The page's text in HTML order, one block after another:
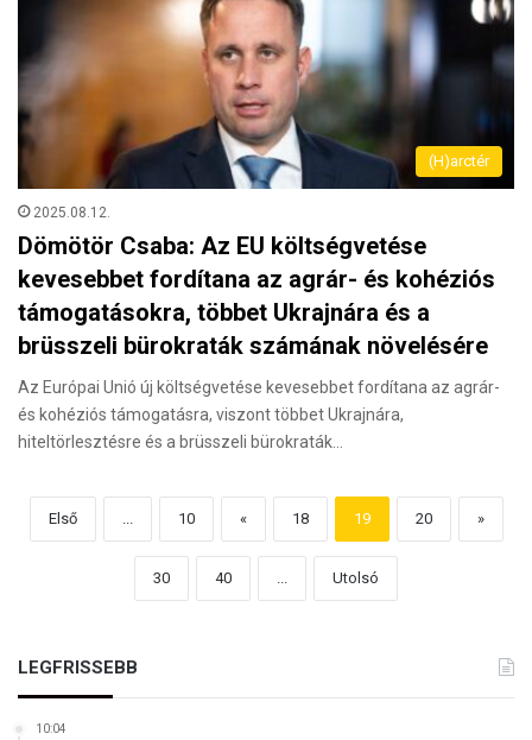
(H)arctér
2025.08.12.
Dömötör Csaba: Az EU költségvetése
kevesebbet fordítana az agrár- és kohéziós
támogatásokra, többet Ukrajnára és a
brüsszeli bürokraták számának növelésére
Az Európai Unió új költségvetése kevesebbet fordítana az agrár-
és kohéziós támogatásra, viszont többet Ukrajnára,
hiteltörlesztésre és a brüsszeli bürokraták…
Első ... 10 « 18 19 20 »
30 40 ... Utolsó
LEGFRISSEBB
10:04